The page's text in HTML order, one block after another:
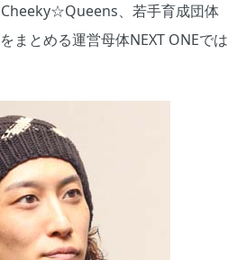
Cheeky☆Queens、若手育成団体
まとめる運営母体NEXT ONEでは